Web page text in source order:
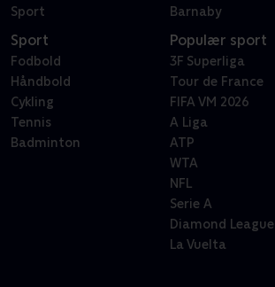
Sport
Barnaby
Sport
Fodbold
Håndbold
Cykling
Tennis
Badminton
Populær sport
3F Superliga
Tour de France
FIFA VM 2026
A Liga
ATP
WTA
NFL
Serie A
Diamond League
La Vuelta